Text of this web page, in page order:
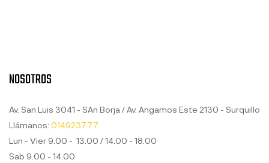
NOSOTROS
Av. San Luis 3041 - SAn Borja / Av. Angamos Este 2130 - Surquillo
Llámanos: 014923777
Lun - Vier 9.00 - 13.00 / 14.00 - 18.00
Sab 9.00 - 14.00